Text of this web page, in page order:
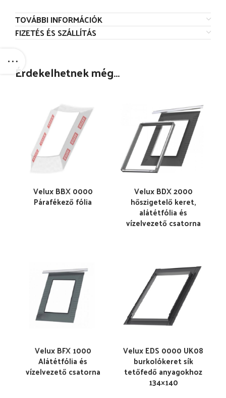
TOVÁBBI INFORMÁCIÓK
FIZETÉS ÉS SZÁLLÍTÁS
Érdekelhetnek még…
Velux BBX 0000
Párafékező fólia
Velux BDX 2000
hőszigetelő keret,
alátétfólia és
vízelvezető csatorna
Velux BFX 1000
Alátétfólia és
vízelvezető csatorna
Velux EDS 0000 UK08
burkolókeret sík
tetőfedő anyagokhoz
134×140